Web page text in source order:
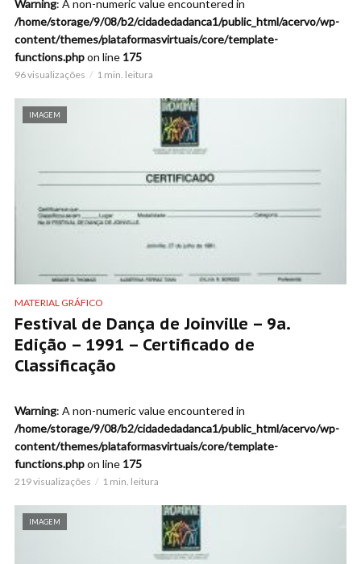
Warning: A non-numeric value encountered in
/home/storage/9/08/b2/cidadedadanca1/public_html/acervo/wp-
content/themes/plataformasvirtuais/core/template-
functions.phpon line 175
96 visualizações 1 min. leitura
IMAGEM
MATERIAL GRÁFICO
Festival de Dança de Joinville – 9a.
Edição – 1991 – Certificado de
Classificação
Warning: A non-numeric value encountered in
/home/storage/9/08/b2/cidadedadanca1/public_html/acervo/wp-
content/themes/plataformasvirtuais/core/template-
functions.phpon line 175
219 visualizações 1 min. leitura
IMAGEM